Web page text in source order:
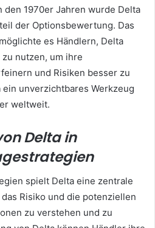
1970er Jahren wurde Delta
der Optionsbewertung. Das
es Händlern, Delta
nutzen, um ihre
und Risiken besser zu
unverzichtbares Werkzeug
weltweit.
Delta in
spielt Delta eine zentrale
Risiko und die potenziellen
zu verstehen und zu